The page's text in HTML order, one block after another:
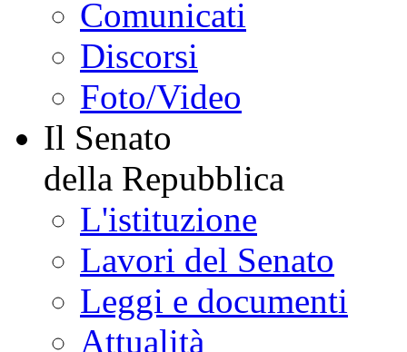
Comunicati
Discorsi
Foto/Video
Il Senato
della Repubblica
L'istituzione
Lavori del Senato
Leggi e documenti
Attualità